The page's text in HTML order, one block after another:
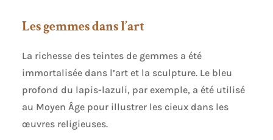
Les gemmes dans l’art
La richesse des teintes de gemmes a été
immortalisée dans l’art et la sculpture. Le bleu
profond du lapis-lazuli, par exemple, a été utilisé
au Moyen Âge pour illustrer les cieux dans les
œuvres religieuses.